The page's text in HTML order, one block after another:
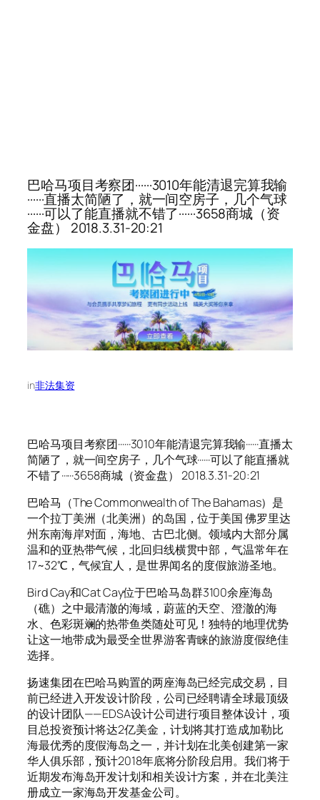
巴哈马项目考察团······3010年能清退完算我输
······直播太简陋了，就一间空房子，几个气球
······可以了能直播就不错了······3658商城（资
金盘） 2018.3.31-20:21
in非法集资
巴哈马项目考察团······3010年能清退完算我输······直播太
简陋了，就一间空房子，几个气球······可以了能直播就
不错了······3658商城（资金盘） 2018.3.31-20:21
巴哈马（The Commonwealth of The Bahamas）是
一个拉丁美洲（北美洲）的岛国，位于美国 佛罗里达
州东南海岸对面，海地、古巴北侧。领域内大部分属
温和的亚热带气候，北回归线横贯中部，气温常年在
17~32℃，气候宜人，是世界闻名的度假旅游圣地。
Bird Cay和Cat Cay位于巴哈马岛群3100余座海岛
（礁）之中最清澈的海域，蔚蓝的天空、澄澈的海
水、色彩斑斓的热带鱼类随处可见！独特的地理优势
让这一地带成为最受全世界游客青睐的旅游度假绝佳
选择。
扬速集团在巴哈马购置的两座海岛已经完成交易，目
前已经进入开发设计阶段，公司已经聘请全球最顶级
的设计团队——EDSA设计公司进行项目整体设计，项
目总投资预计将达2亿美金，计划将其打造成加勒比
海最优秀的度假海岛之一，并计划在北美创建第一家
华人俱乐部，预计2018年底将分阶段启用。我们将于
近期发布海岛开发计划和相关设计方案，并在北美注
册成立一家海岛开发基金公司。